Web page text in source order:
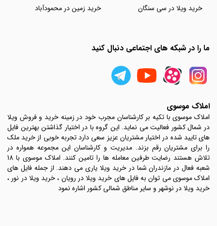
خرید ویلا در سی سنگان
خرید زمین در محمودآباد
ما را در شبکه های اجتماعی دنبال کنید
املاک موسوی
املاک موسوی با تکیه بر کارشناسان مجرب خود در زمینه خرید و فروش ویلا
در شمال کشور فعالیت می نماید. این گروه با در اختیار گذاشتن بهترین فایل
های تایید شده در اختیار مشتریان عزیز سعی دارد تجربه خوبی از خرید ملک
را برای مشتریان رقم بزند. مدیریت و کارشناسان این مجموعه همواره در
تلاش هستند رضایت طرفین معامله ها را تامین کنند. املاک موسوی با 18
شعبه فعال در مازندران شما در خرید ویلا یاری می دهند. از جمله فایل های
املاک موسوی می توان به فایل های خرید ویلا در رویان ، خرید ویلا در نور ،
خرید ویلا در نوشهر و سایر مناطق شمالی کشور اشاره نمود